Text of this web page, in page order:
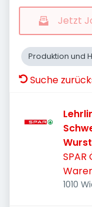
Jetzt
Produktion und
Suche
1010